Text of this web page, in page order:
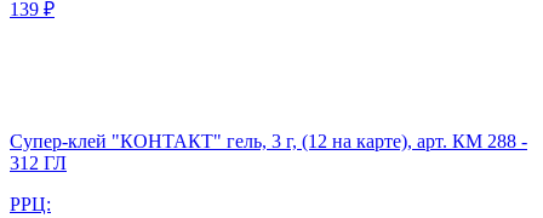
139 ₽
Супер-клей "КОНТАКТ" гель, 3 г, (12 на карте), арт. КМ 288 -
312 ГЛ
РРЦ: